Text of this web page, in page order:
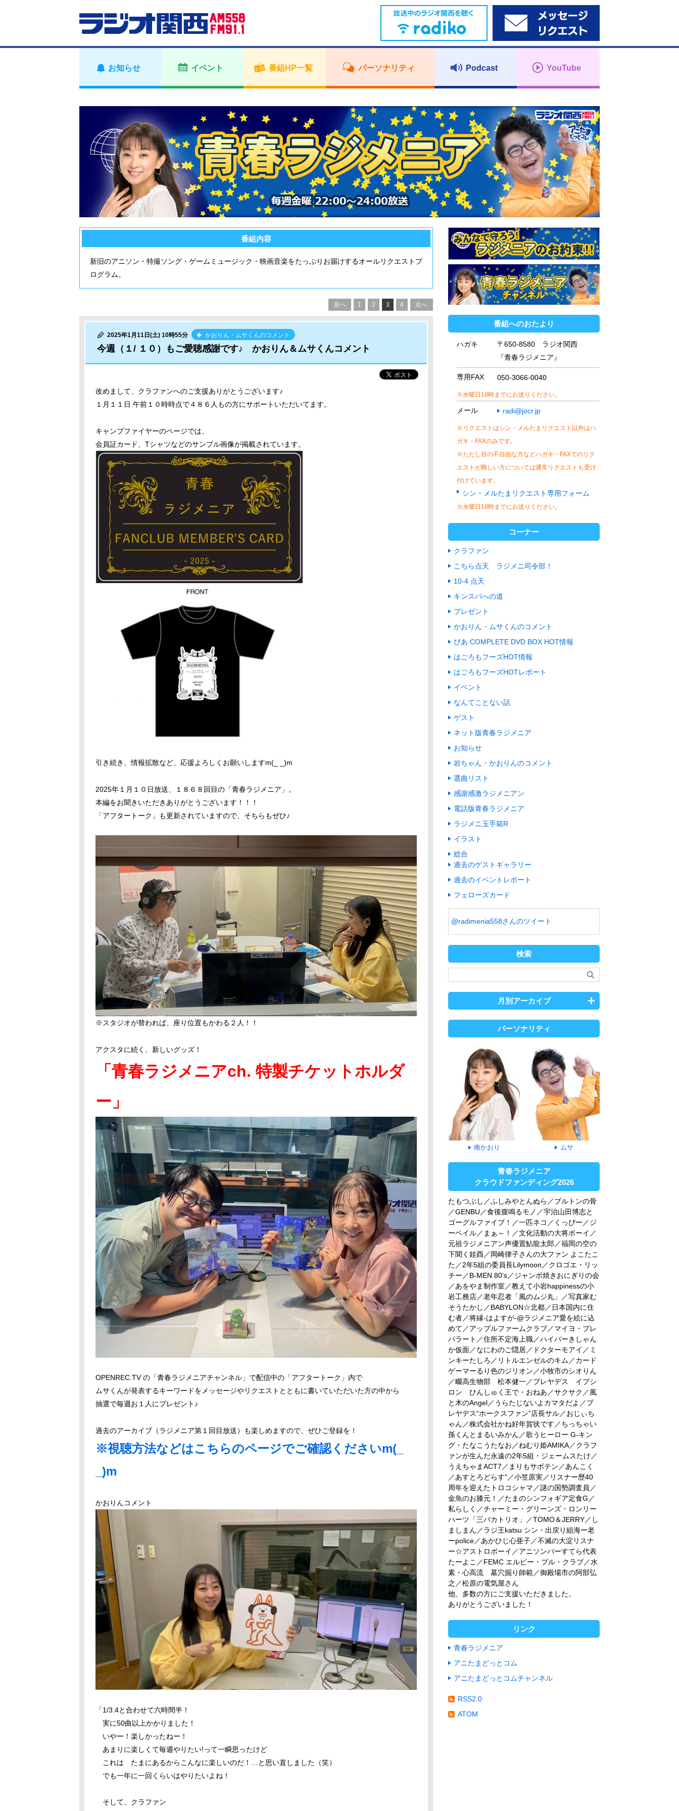
お知らせ イベント 番組HP一覧 パーソナリティ Podcast YouTube
番組内容
新旧のアニソン・特撮ソング・ゲームミュージック・映画音楽をたっぷりお届けするオールリクエストプ
ログラム。
前へ 1 2 3 4 次へ
2025年1月11日(土) 10時55分 かおりん・ムサくんのコメント
今週（１/ １０）もご愛聴感謝です♪ かおりん＆ムサくんコメント
改めまして、クラファンへのご支援ありがとうございます♪
１月１１日 午前１０時時点で４８６人もの方にサポートいただいてます。
キャンプファイヤーのページでは、
会員証カード、Tシャツなどのサンプル画像が掲載されています。
引き続き、情報拡散など、応援よろしくお願いしますm(_ _)m
2025年１月１０日放送、１８６８回目の「青春ラジメニア」。
本編をお聞きいただきありがとうございます！！！
「アフタートーク」も更新されていますので、そちらもぜひ♪
※スタジオが替われば、座り位置もかわる２人！！
アクスタに続く、新しいグッズ！
「青春ラジメニアch. 特製チケットホルダ
ー」
OPENREC.TV の「青春ラジメニアチャンネル」で配信中の「アフタートーク」内で
ムサくんが発表するキーワードをメッセージやリクエストとともに書いていただいた方の中から
抽選で毎週お１人にプレゼント♪
過去のアーカイブ（ラジメニア第１回目放送）も楽しめますので、ぜひご登録を！
※視聴方法などはこちらのページでご確認くださいm(_
_)m
かおりんコメント
「1/3.4と合わせて六時間半！
実に50曲以上かかりました！
いやー！楽しかったねー！
あまりに楽しくて毎週やりたい!って一瞬思ったけど
これは たまにあるからこんなに楽しいのだ！…と思い直しました（笑）
でも一年に一回くらいはやりたいよね！
そして、クラファン
番組へのおたより
ハガキ
〒650-8580 ラジオ関西
『青春ラジメニア』
専用FAX 050-3066-0040
※水曜日18時までにお送りください。
メール radi@jocr.jp
※リクエストはシン・メルたまリクエスト以外はハ
ガキ・FAXのみです。
※ただし目の不自由な方などハガキ・FAXでのリク
エストが難しい方については通常リクエストも受け
付けています。
シン・メルたまリクエスト専用フォーム
※水曜日18時までにお送りください。
コーナー
クラファン
こちら点天 ラジメニ司令部！
10-4 点天
キンスパへの道
プレゼント
かおりん・ムサくんのコメント
ぴあ COMPLETE DVD BOX HOT情報
はごろもフーズHOT情報
はごろもフーズHOTレポート
イベント
なんてことない話
ゲスト
ネット版青春ラジメニア
お知らせ
岩ちゃん・かおりんのコメント
選曲リスト
感謝感激ラジメニアン
電話版青春ラジメニア
ラジメニ玉手箱R
イラスト
総合
過去のゲストギャラリー
過去のイベントレポート
フェローズカード
@radimenia558さんのツイート
検索
月別アーカイブ
パーソナリティ
南かおり ムサ
青春ラジメニア
クラウドファンディング2026
たもつぶし／ふしみやとんぬら／ブルトンの骨
／GENBU／食後腹鳴るモノ／宇治山田博志と
ゴーグルファイブ！／一匹ネコ／くっぴー／ジ
ーベイル／まぁ～！／文化活動の大将ボーイ／
元祖ラジメニアン声優置鮎龍太郎／福岡の空の
下聞く娃酉／岡崎律子さんの大ファン よこたこ
た／2年5組の委員長Lilymoon／クロゴエ・リッ
チー／B-MEN 80's／ジャンボ焼きおにぎりの会
／あをやま制作室／教えて小岩happinessの小
岩工務店／老年忍者「風のムジ丸」／写真家む
そうたかし／BABYLON☆北都／日本国内に住
む者／将縁-はよすが-@ラジメニア愛を絵に込
めて／アップルファームクラブ／マイヨ・プレ
パラート／住所不定海上職／ハイパーきしゃん
か仮面／なにわのご隠居／ドクターモアイ／ミ
ンキーたしろ／リトルエンゼルのキム／カード
ゲーマーるり色のジリオン／小牧市のシオりん
／畷高生物部 松本健一／プレヤデス イプシ
ロン ひんしゅく王で・おねあ／サクサク／風
と木のAngel／うらたじないよカマタだよ／プ
レヤデス“ホークスファン”店長サル／おじぃち
ゃん／株式会社かね好年賀状です／ちっちゃい
孫くんとまるいみかん／歌うヒーロー G-キン
グ・たなこうたなお／ねむり姫AMIKA／クラフ
ァンが生んだ永遠の2年5組・ジェームスたけ／
うえちゃまACT7／まりもサボテン／あんこく
／あすとろどらす"／小笠原実／リスナー歴40
周年を迎えたトロコシャマ／謎の国勢調査員／
金魚のお膝元！／たまのシンフォギア定食G／
私らしく／チャーミー・グリーンズ・ロンリー
ハーツ「三バカトリオ」／TOMO＆JERRY／し
ましまん／ラジ王katsu シン・出戻り組海ー老
ーpolice／あかひじ心亜子／不滅の大淀リスナ
ー☆アストロボーイ／アニソンバーすてら代表
たーよこ／FEMC エルピー・プル・クラブ／水
素・心高流 墓穴掘り師範／御殿場市の阿部弘
之／松原の電気屋さん
他、多数の方にご支援いただきました。
ありがとうございました！
リンク
青春ラジメニア
アニたまどっとコム
アニたまどっとコムチャンネル
RSS2.0
ATOM